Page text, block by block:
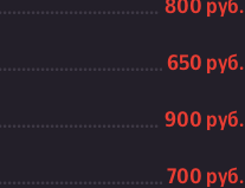
800 руб.
650 руб.
900 руб.
700 руб.